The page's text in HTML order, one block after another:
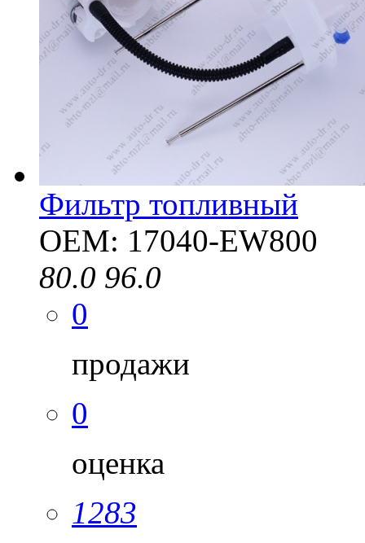
Фильтр топливный
OEM: 17040-EW800
80.0 96.0
0
продажи
0
оценка
1283